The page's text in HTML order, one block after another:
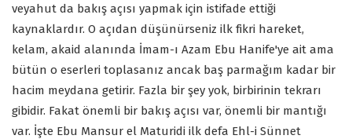
veyahut da bakış açısı yapmak için istifade ettiği
kaynaklardır. O açıdan düşünürseniz ilk fikri hareket,
kelam, akaid alanında İmam-ı Azam Ebu Hanife'ye ait ama
bütün o eserleri toplasanız ancak baş parmağım kadar bir
hacim meydana getirir. Fazla bir şey yok, birbirinin tekrarı
gibidir. Fakat önemli bir bakış açısı var, önemli bir mantığı
var. İşte Ebu Mansur el Maturidi ilk defa Ehl-i Sünnet